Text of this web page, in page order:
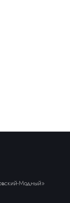
Модный»